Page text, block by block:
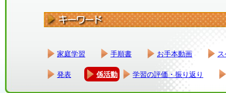
家庭学習 手順書 お手本動画
発表 係活動 学習の評価・振り返り